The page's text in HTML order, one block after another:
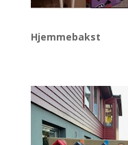
Hjemmebakst